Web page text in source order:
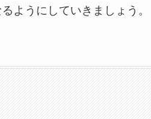
ようにしていきましょう。